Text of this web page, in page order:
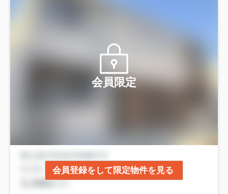
会員限定
会員登録をして限定物件を見る